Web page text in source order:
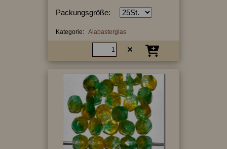
Packungsgröße:
Kategorie: Alabasterglas